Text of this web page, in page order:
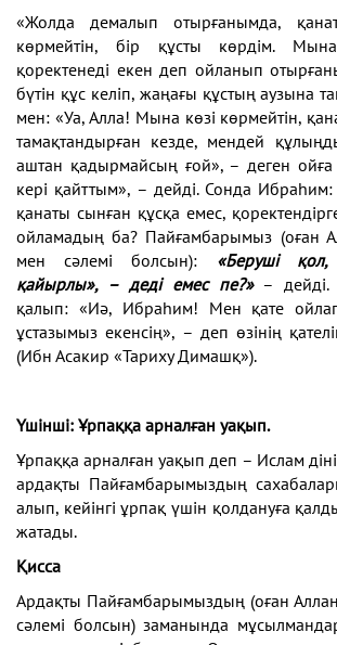
«Жолда демалып отырғанымда,
көрмейтін, бір құсты көрдім.
қоректенеді екен деп ойланып
бүтін құс келіп, жаңағы құстың аузына
мен: «Уа, Алла! Мына көзі көрмейтін,
тамақтандырған кезде, мендей
аштан қадырмайсың ғой», – деген ойға
кері қайттым», – дейді. Сонда
қанаты сынған құсқа емес,
ойламадың ба? Пайғамбарымыз (оған
мен сәлемі болсын): «Беруші
қайырлы», – деді емес пе?»– дейді.
қалып: «Иә, Ибраһим! Мен қате
ұстазымыз екенсің», – деп өзінің
(Ибн Асакир «Тариху Димашқ»).
Үшінші: Ұрпаққа арналған уақып.
Ұрпаққа арналған уақып деп – Ислам
ардақты Пайғамбарымыздың
алып, кейінгі ұрпақ үшін қолдануға
жатады.
Қисса
Ардақты Пайғамбарымыздың (оған
сәлемі болсын) заманында